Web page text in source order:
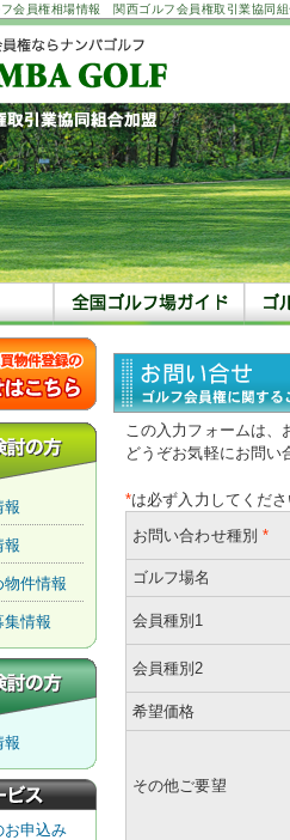
フ会員権相場情報 関西ゴルフ会員権取引業協同
報
報
件情報
集情報
報
お申込み
この入力フォームは、
どうぞお気軽にお問い
*は必ず入力してくだ
お問い合わせ種別 *
ゴルフ場名
会員種別1
会員種別2
希望価格
その他ご要望